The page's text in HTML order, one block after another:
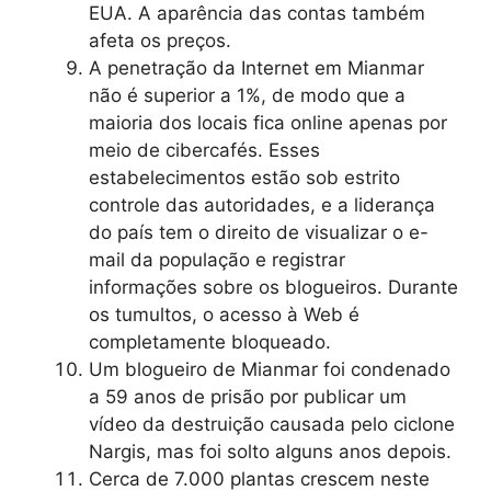
EUA. A aparência das contas também
afeta os preços.
A penetração da Internet em Mianmar
não é superior a 1%, de modo que a
maioria dos locais fica online apenas por
meio de cibercafés. Esses
estabelecimentos estão sob estrito
controle das autoridades, e a liderança
do país tem o direito de visualizar o e-
mail da população e registrar
informações sobre os blogueiros. Durante
os tumultos, o acesso à Web é
completamente bloqueado.
Um blogueiro de Mianmar foi condenado
a 59 anos de prisão por publicar um
vídeo da destruição causada pelo ciclone
Nargis, mas foi solto alguns anos depois.
Cerca de 7.000 plantas crescem neste